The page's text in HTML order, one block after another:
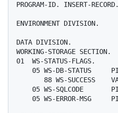
PROGRAM-ID. INSERT-RECORD.
ENVIRONMENT DIVISION.
DATA DIVISION.
WORKING-STORAGE SECTION.
01  WS-STATUS-FLAGS.